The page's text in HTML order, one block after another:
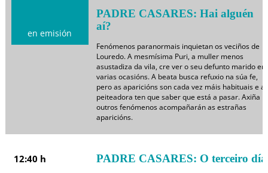
en emisión
PADRE CASARES: Hai alguén
aí?
Fenómenos paranormais inquietan os veciños de
Louredo. A mesmísima Puri, a muller menos
asustadiza da vila, cre ver o seu defunto marido en
varias ocasións. A beata busca refuxio na súa fe,
pero as aparicións son cada vez máis habituais e a
peiteadora ten que saber que está a pasar. Axiña
outros fenómenos acompañarán as estrañas
aparicións.
12:40 h PADRE CASARES: O terceiro día